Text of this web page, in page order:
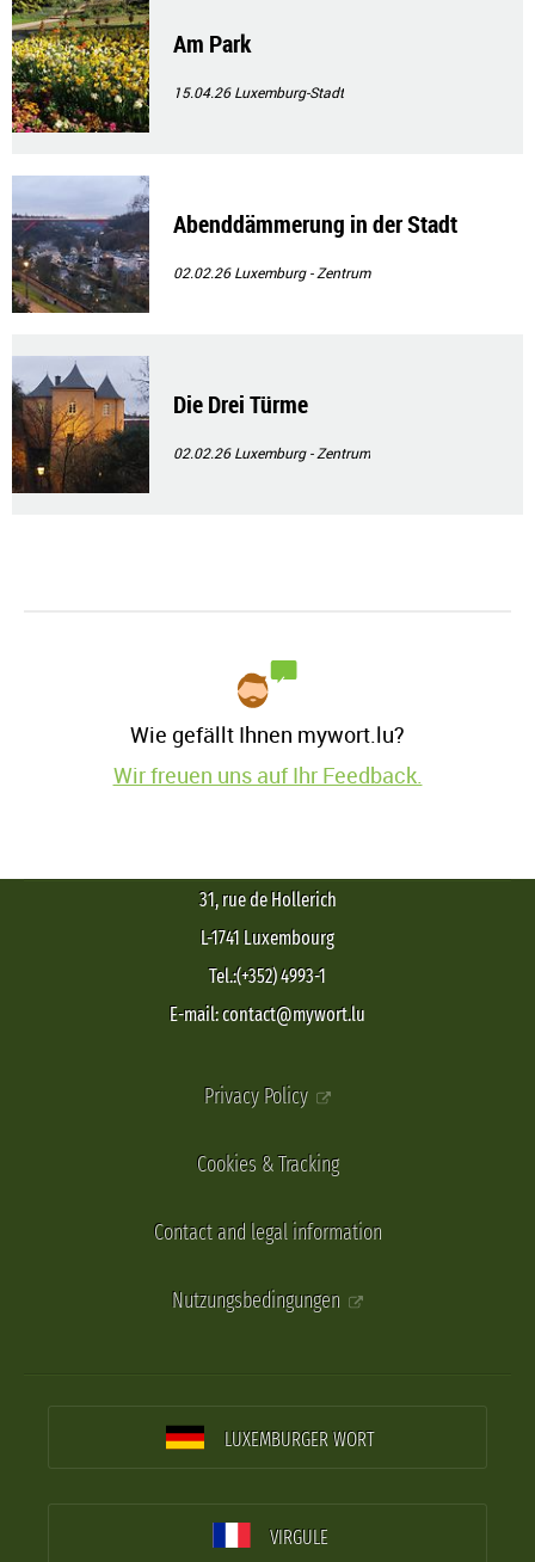
Am Park
15.04.26Luxemburg-Stadt
Abenddämmerung in der Stadt
02.02.26Luxemburg - Zentrum
Die Drei Türme
02.02.26Luxemburg - Zentrum
Wie gefällt Ihnen mywort.lu?
Wir freuen uns auf Ihr Feedback.
31, rue de Hollerich
L-1741 Luxembourg
Tel.:(+352) 4993-1
E-mail: contact@mywort.lu
Privacy Policy
Cookies & Tracking
Contact and legal information
Nutzungsbedingungen
LUXEMBURGER WORT
VIRGULE